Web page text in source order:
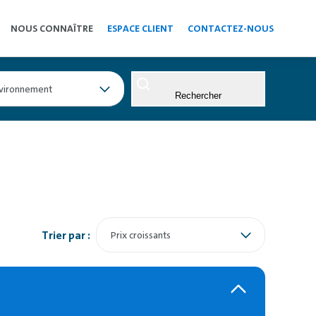
NOUS CONNAÎTRE ESPACE CLIENT CONTACTEZ-NOUS
Rechercher
Trier par : Prix croissants